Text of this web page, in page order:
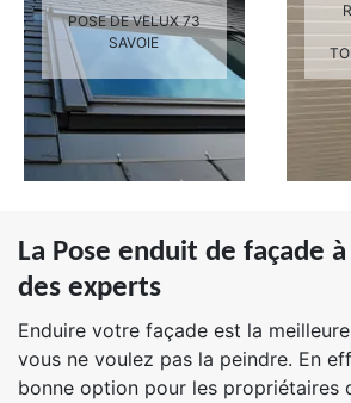
POSE DE VELUX 73
SAVOIE
La Pose enduit de façade à
des experts
Enduire votre façade est la
vous ne voulez pas la peindre. En
bonne option pour les propriétaires